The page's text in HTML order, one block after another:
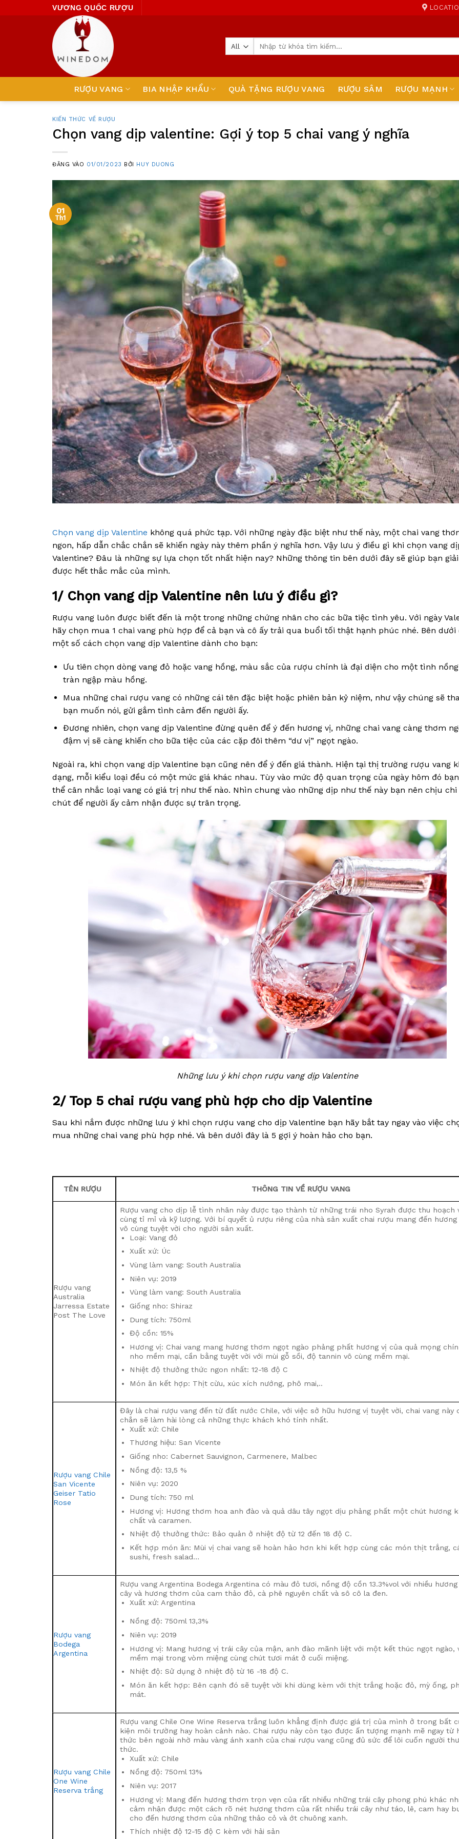
to
VƯƠNG QUỐC RƯỢU
RƯỢU VANG BIA NHẬP KHẨU QUÀ TẶNG RƯỢU VANG RƯỢU SÂM RƯỢU MẠNH
KIẾN THỨC VỀ RƯỢU
Chọn vang dịp valentine: Gợi ý top 5 chai vang ý nghĩa
ĐĂNG VÀO 01/01/2023 BỞI HUY DUONG
01
Th1
Chọn vang dịp Valentine không quá phức tạp. Với những ngày đặc biệt như thế này, một chai vang
ngon, hấp dẫn chắc chắn sẽ khiến ngày này thêm phần ý nghĩa hơn. Vậy lưu ý điều gì khi chọn vang
Valentine? Đâu là những sự lựa chọn tốt nhất hiện nay? Những thông tin bên dưới đây sẽ giúp bạn
được hết thắc mắc của mình.
1/ Chọn vang dịp Valentine nên lưu ý điều gì?
Rượu vang luôn được biết đến là một trong những chứng nhân cho các bữa tiệc tình yêu. Với ngày
hãy chọn mua 1 chai vang phù hợp để cả bạn và cô ấy trải qua buổi tối thật hạnh phúc nhé. Bên dưới
một số cách chọn vang dịp Valentine dành cho bạn:
Ưu tiên chọn dòng vang đỏ hoặc vang hồng, màu sắc của rượu chính là đại diện cho một tình
tràn ngập màu hồng.
Mua những chai rượu vang có những cái tên đặc biệt hoặc phiên bản kỷ niệm, như vậy chúng sẽ
bạn muốn nói, gửi gắm tình cảm đến người ấy.
Đương nhiên, chọn vang dịp Valentine đừng quên để ý đến hương vị, những chai vang càng thơm
đậm vị sẽ càng khiến cho bữa tiệc của các cặp đôi thêm “dư vị” ngọt ngào.
Ngoài ra, khi chọn vang dịp Valentine bạn cũng nên để ý đến giá thành. Hiện tại thị trường rượu vang
dạng, mỗi kiểu loại đều có một mức giá khác nhau. Tùy vào mức độ quan trọng của ngày hôm đó
thể cân nhắc loại vang có giá trị như thế nào. Nhìn chung vào những dịp như thế này bạn nên chịu
chút để người ấy cảm nhận được sự trân trọng.
Những lưu ý khi chọn rượu vang dịp Valentine
2/ Top 5 chai rượu vang phù hợp cho dịp Valentine
Sau khi nắm được những lưu ý khi chọn rượu vang cho dịp Valentine bạn hãy bắt tay ngay vào việc
mua những chai vang phù hợp nhé. Và bên dưới đây là 5 gợi ý hoàn hảo cho bạn.
TÊN RƯỢU THÔNG TIN VỀ RƯỢU VANG
Rượu vang
Australia
Jarressa Estate
Post The Love
Rượu vang cho dịp lễ tình nhân này được tạo thành từ những trái nho Syrah được thu hoạch
cùng tỉ mỉ và kỹ lượng. Với bí quyết ủ rượu riêng của nhà sản xuất chai rượu mang đến
vô cùng tuyệt vời cho người sản xuất.
Loại: Vang đỏ
Xuất xứ: Úc
Vùng làm vang: South Australia
Niên vụ: 2019
Vùng làm vang: South Australia
Giống nho: Shiraz
Dung tích: 750ml
Độ cồn: 15%
Hương vị: Chai vang mang hương thơm ngọt ngào phảng phất hương vị của quả mọng chín
nho mềm mại, cần bằng tuyệt vời với mùi gỗ sồi, độ tannin vô cùng mềm mại.
Nhiệt độ thưởng thức ngon nhất: 12-18 độ C
Món ăn kết hợp: Thịt cừu, xúc xích nướng, phô mai,..
Rượu vang Chile
San Vicente
Geiser Tatio
Rose
Đây là chai rượu vang đến từ đất nước Chile, với việc sở hữu hương vị tuyệt vời, chai vang này
chắn sẽ làm hài lòng cả những thực khách khó tính nhất.
Xuất xứ: Chile
Thương hiệu: San Vicente
Giống nho: Cabernet Sauvignon, Carmenere, Malbec
Nồng độ: 13,5 %
Niên vụ: 2020
Dung tích: 750 ml
Hương vị: Hương thơm hoa anh đào và quả dâu tây ngọt dịu phảng phất một chút hương
chất và caramen.
Nhiệt độ thưởng thức: Bảo quản ở nhiệt độ từ 12 đến 18 độ C.
Kết hợp món ăn: Mùi vị chai vang sẽ hoàn hảo hơn khi kết hợp cùng các món thịt trắng,
sushi, fresh salad…
Rượu vang
Bodega
Argentina
Rượu vang Argentina Bodega Argentina có màu đỏ tươi, nồng độ cồn 13.3%vol với nhiều
cây và hương thơm của cam thảo đỏ, cà phê nguyên chất và sô cô la đen.
Xuất xứ: Argentina
Nồng độ: 750ml 13,3%
Niên vụ: 2019
Hương vị: Mang hương vị trái cây của mận, anh đào mãnh liệt với một kết thúc ngọt ngào,
mềm mại trong vòm miệng cùng chút tươi mát ở cuối miệng.
Nhiệt độ: Sử dụng ở nhiệt độ từ 16 -18 độ C.
Món ăn kết hợp: Bên cạnh đó sẽ tuyệt vời khi dùng kèm với thịt trắng hoặc đỏ, mỳ ống,
mát.
Rượu vang Chile
One Wine
Reserva trắng
Rượu vang Chile One Wine Reserva trắng luôn khẳng định được giá trị của mình ở trong bất
kiện môi trường hay hoàn cảnh nào. Chai rượu này còn tạo được ấn tượng mạnh mẽ ngay từ
thức bên ngoài nhờ màu vàng ánh xanh của chai rượu vang cũng đủ sức để lôi cuốn người
thức.
Xuất xứ: Chile
Nồng độ: 750ml 13%
Niên vụ: 2017
Hương vị: Mang đến hương thơm trọn vẹn của rất nhiều những trái cây phong phú khác
cảm nhận được một cách rõ nét hương thơm của rất nhiều trái cây như táo, lê, cam hay
cho đến hương thơm của những thảo cỏ và ớt chuông xanh.
Thích nhiệt độ 12-15 độ C kèm với hải sản